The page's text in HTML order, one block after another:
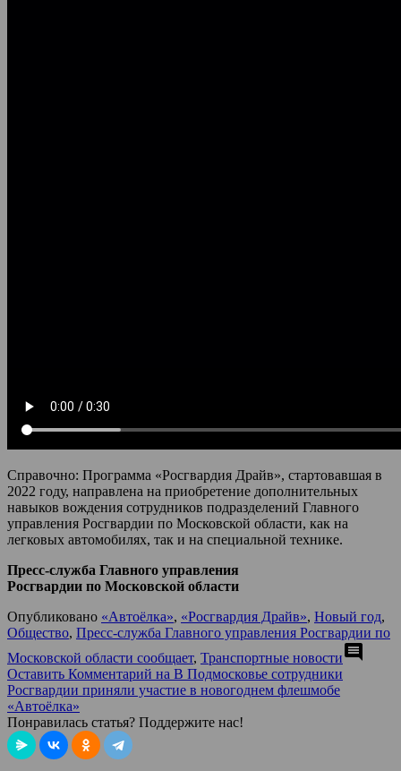
Справочно: Программа «Росгвардия Драйв», стартовавшая в
2022 году, направлена на приобретение дополнительных
навыков вождения сотрудников подразделений Главного
управления Росгвардии по Московской области, как на
легковых автомобилях, так и на специальной технике.
Пресс-служба Главного управления
Росгвардии по Московской области
Опубликовано «Автоёлка», «Росгвардия Драйв», Новый год,
Общество, Пресс-служба Главного управления Росгвардии по
Московской области сообщает, Транспортные новостиcomment
Оставить Комментарий на В Подмосковье сотрудники
Росгвардии приняли участие в новогоднем флешмобе
«Автоёлка»
Понравилась статья? Поддержите нас!